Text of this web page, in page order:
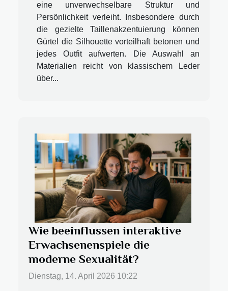
eine unverwechselbare Struktur und
Persönlichkeit verleiht. Insbesondere durch
die gezielte Taillenakzentuierung können
Gürtel die Silhouette vorteilhaft betonen und
jedes Outfit aufwerten. Die Auswahl an
Materialien reicht von klassischem Leder
über...
Wie beeinflussen interaktive
Erwachsenenspiele die
moderne Sexualität?
Dienstag, 14. April 2026 10:22